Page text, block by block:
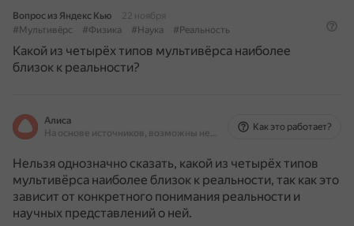
Вопрос из Яндекс Кью
22 ноября
#Мультивёрс
#Физика #Наука #Реальность
Какой из четырёх типов мультивёрса наиболее
близок к реальности?
Алиса
На основе источников, возможны неточности
Как это работает?
Нельзя однозначно сказать, какой из четырёх типов
мультивёрса наиболее близок к реальности, так как это
зависит от конкретного понимания реальности и
научных представлений о ней.